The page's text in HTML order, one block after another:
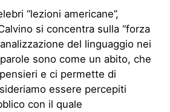
“lezioni americane”,
si concentra sulla “forza
del linguaggio nei
sono come un abito, che
e ci permette di
essere percepiti
con il quale